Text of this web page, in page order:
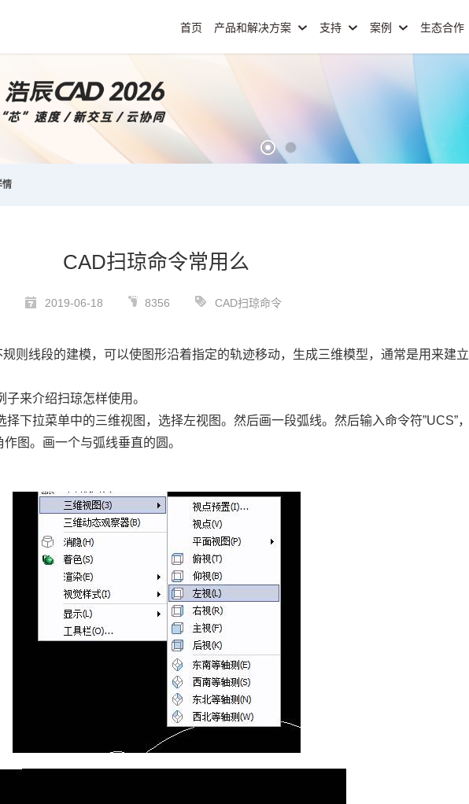
首页 产品和解决方案 支持 案例 生态合作
情
CAD扫琼命令常用么
2019-06-18 8356 CAD扫琼命令
则线段的建模，可以使图形沿着指定的轨迹移动，生成三维模型，通常是用来建立
来介绍扫琼怎样使用。
择下拉菜单中的三维视图，选择左视图。然后画一段弧线。然后输入命令符”UCS”，
图。画一个与弧线垂直的圆。